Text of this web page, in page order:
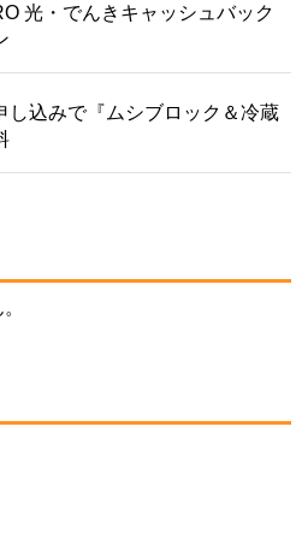
光・でんきキャッシュバック
し込みで『ムシブロック＆冷蔵